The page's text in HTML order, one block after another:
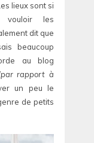
lieux sont si
les
dit que
beaucoup
au blog
rapport à
un peu le
de petits